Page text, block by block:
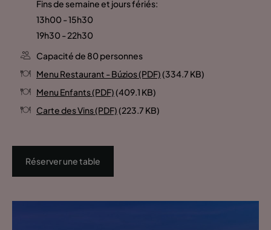
Fins de semaine et jours fériés:
13h00 - 15h30
19h30 - 22h30
Capacité de 80 personnes
Menu Restaurant - Búzios (PDF)(334.7 KB)
Menu Enfants (PDF)(409.1 KB)
Carte des Vins (PDF)(223.7 KB)
Réserver une table